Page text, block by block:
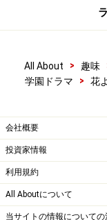
い。
All About > 趣味
学園ドラマ
> 花
会社概要
投資家情報
利用規約
All Aboutについて
当サイトの情報についての